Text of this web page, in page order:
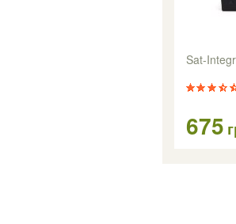
Sat-
675